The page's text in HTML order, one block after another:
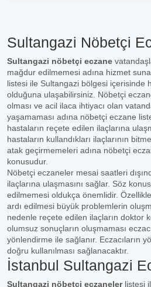
Sultangazi Nöbetçi
Sultangazi nöbetçi eczane
mağdur edilmemesi adına hizmet
listesi ile Sultangazi bölgesi içerisinde
olduğuna ulaşabilirsiniz. Nöbetçi
olması ve acil ilaca ihtiyacı olan
yaşamaması adına nöbetçi eczane
hastaların reçete edilen ilaçlarına
hastaların kullandıkları ilaçlarının
atak geçirmemeleri adına nöbetçi
konusudur.
Nöbetçi eczaneler mesai saatleri
ilaçlarına ulaşmasını sağlar. Söz
edilmemesi oldukça önemlidir.
ardı edilmesi büyük problemlerin
nedenle reçete edilen ilaçların doktor
olumsuz sonuçların oluşmaması
yönlendirme ile sağlanır. Eczacıların
doğru kullanılması sağlanacaktır.
İstanbul Sultangazi
Sultangazi nöbetçi eczanelerlistesi